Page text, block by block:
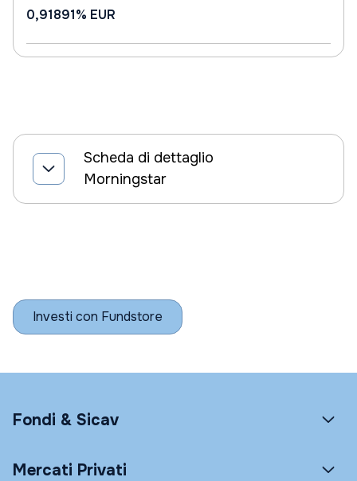
0,91891% EUR
Scheda di dettaglio
Morningstar
Investi con Fundstore
Fondi & Sicav
Mercati Privati